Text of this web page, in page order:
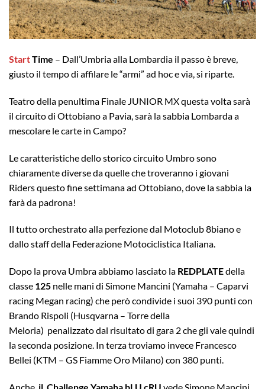
StartTime – Dall’Umbria alla Lombardia il passo è breve,
giusto il tempo di affilare le “armi” ad hoc e via, si riparte.
Teatro della penultima Finale JUNIOR MX questa volta sarà
il circuito di Ottobiano a Pavia, sarà la sabbia Lombarda a
mescolare le carte in Campo?
Le caratteristiche dello storico circuito Umbro sono
chiaramente diverse da quelle che troveranno i giovani
Riders questo fine settimana ad Ottobiano, dove la sabbia la
farà da padrona!
Il tutto orchestrato alla perfezione dal Motoclub 8biano e
dallo staff della Federazione Motociclistica Italiana.
Dopo la prova Umbra abbiamo lasciato la REDPLATEdella
classe 125 nelle mani di Simone Mancini (Yamaha – Caparvi
racing Megan racing) che però condivide i suoi 390 punti con
Brando Rispoli (Husqvarna – Torre della
Meloria) penalizzato dal risultato di gara 2 che gli vale quindi
la seconda posizione. In terza troviamo invece Francesco
Bellei (KTM – GS Fiamme Oro Milano) con 380 punti.